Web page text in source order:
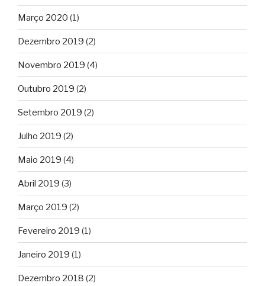
Março 2020 (1)
Dezembro 2019 (2)
Novembro 2019 (4)
Outubro 2019 (2)
Setembro 2019 (2)
Julho 2019 (2)
Maio 2019 (4)
Abril 2019 (3)
Março 2019 (2)
Fevereiro 2019 (1)
Janeiro 2019 (1)
Dezembro 2018 (2)